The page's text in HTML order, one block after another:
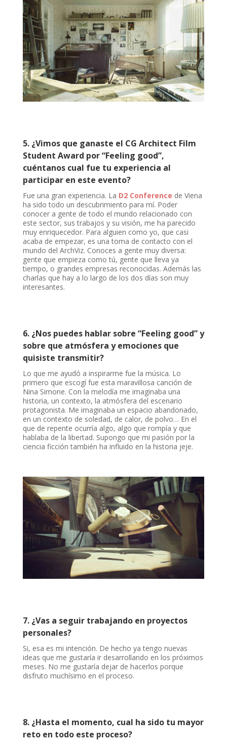
5. ¿Vimos que ganaste el CG Architect Film
Student Award por “Feeling good”,
cuéntanos cual fue tu experiencia al
participar en este evento?
Fue una gran experiencia. La D2 Conference de Viena
ha sido todo un descubrimiento para mí. Poder
conocer a gente de todo el mundo relacionado con
este sector, sus trabajos y su visión, me ha parecido
muy enriquecedor. Para alguien como yo, que casi
acaba de empezar, es una toma de contacto con el
mundo del ArchViz. Conoces a gente muy diversa:
gente que empieza como tú, gente que lleva ya
tiempo, o grandes empresas reconocidas. Además las
charlas que hay a lo largo de los dos días son muy
interesantes.
6. ¿Nos puedes hablar sobre “Feeling good” y
sobre que atmósfera y emociones que
quisiste transmitir?
Lo que me ayudó a inspirarme fue la música. Lo
primero que escogí fue esta maravillosa canción de
Nina Simone. Con la melodía me imaginaba una
historia, un contexto, la atmósfera del escenario
protagonista. Me imaginaba un espacio abandonado,
en un contexto de soledad, de calor, de polvo… En el
que de repente ocurría algo, algo que rompía y que
hablaba de la libertad. Supongo que mi pasión por la
ciencia ficción también ha influido en la historia jeje.
7. ¿Vas a seguir trabajando en proyectos
personales?
Si, esa es mi intención. De hecho ya tengo nuevas
ideas que me gustaría ir desarrollando en los próximos
meses. No me gustaría dejar de hacerlos porque
disfruto muchísimo en el proceso.
8. ¿Hasta el momento, cual ha sido tu mayor
reto en todo este proceso?